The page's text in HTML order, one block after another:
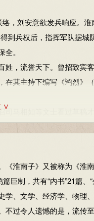
刘安意欲发兵响应。淮
到兵权后，指挥军队据城
。
，流誉天下。曾招致宾
其主持下编写《鸿烈》
相如等文士看过草稿才
献上。又献《颂德》及《
因与刘安原有交情，亲
如有一天宫车晏驾皇上
划叛逆之事。
有害无益，得到汉武帝
∨
淮南子》又被称为《淮
制，共有“内书”21篇、“
、文学、经济学、物理
过令人遗憾的是，流传